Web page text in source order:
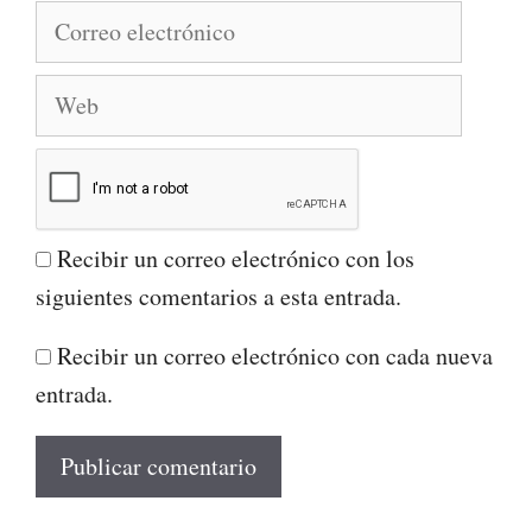
Correo
Web
Recibir un correo electrónico con los
siguientes comentarios a esta entrada.
Recibir un correo electrónico con cada nueva
entrada.